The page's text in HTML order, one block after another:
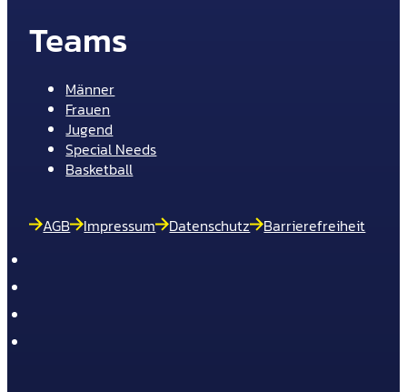
Teams
Männer
Frauen
Jugend
Special Needs
Basketball
AGB Impressum Datenschutz Barrierefreiheit